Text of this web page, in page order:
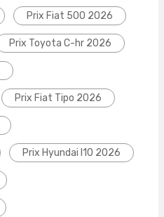
Prix Fiat 500 2026
Prix Toyota C-hr 2026
Prix Fiat Tipo 2026
Prix Hyundai I10 2026